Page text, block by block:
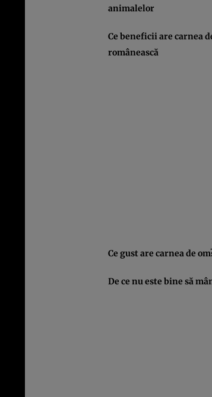
animalelor
Ce beneficii are carnea
românească
Ce gust are carnea de
De ce nu este bine să